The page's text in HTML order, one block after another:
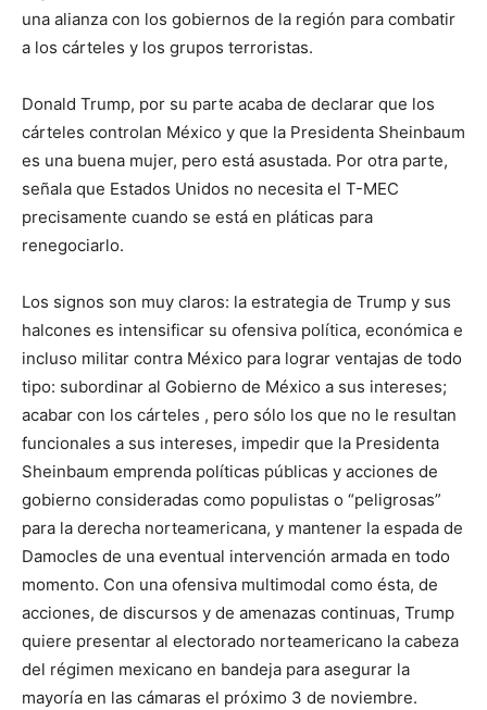
una alianza con los gobiernos de la región para combatir
a los cárteles y los grupos terroristas.
Donald Trump, por su parte acaba de declarar que los
cárteles controlan México y que la Presidenta Sheinbaum
es una buena mujer, pero está asustada. Por otra parte,
señala que Estados Unidos no necesita el T-MEC
precisamente cuando se está en pláticas para
renegociarlo.
Los signos son muy claros: la estrategia de Trump y sus
halcones es intensificar su ofensiva política, económica e
incluso militar contra México para lograr ventajas de todo
tipo: subordinar al Gobierno de México a sus intereses;
acabar con los cárteles , pero sólo los que no le resultan
funcionales a sus intereses, impedir que la Presidenta
Sheinbaum emprenda políticas públicas y acciones de
gobierno consideradas como populistas o “peligrosas”
para la derecha norteamericana, y mantener la espada de
Damocles de una eventual intervención armada en todo
momento. Con una ofensiva multimodal como ésta, de
acciones, de discursos y de amenazas continuas, Trump
quiere presentar al electorado norteamericano la cabeza
del régimen mexicano en bandeja para asegurar la
mayoría en las cámaras el próximo 3 de noviembre.